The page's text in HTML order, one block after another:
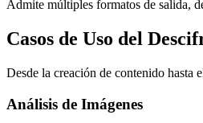
Admite múltiples formatos de salida,
Casos de Uso del
Desde la creación de contenido hasta
Análisis de Imágenes